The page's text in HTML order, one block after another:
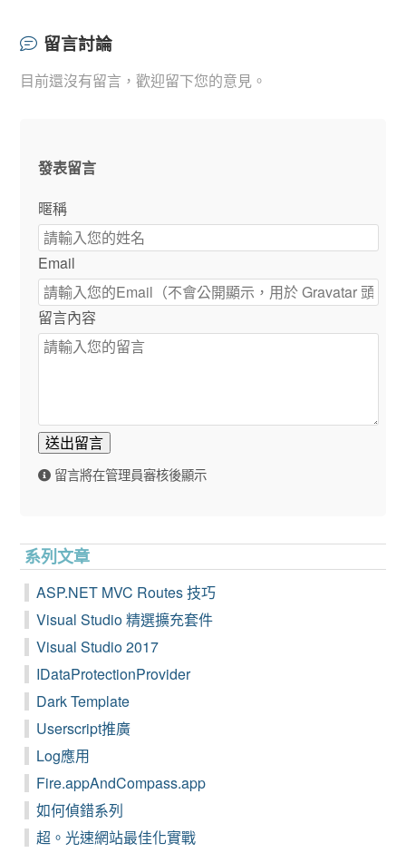
留言討論
目前還沒有留言，歡迎留下您的意見。
發表留言
暱稱
Email
留言內容
送出留言
留言將在管理員審核後顯示
系列文章
ASP.NET MVC Routes 技巧
Visual Studio 精選擴充套件
Visual Studio 2017
IDataProtectionProvider
Dark Template
Userscript推廣
Log應用
Fire.appAndCompass.app
如何偵錯系列
超。光速網站最佳化實戰